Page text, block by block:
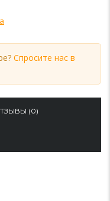
Спросите нас в
(0)